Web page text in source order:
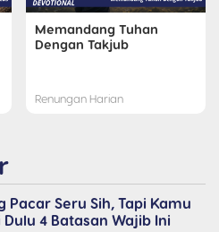
Memandang Tuhan
Dengan Takjub
Renungan Harian
Pacar Seru Sih, Tapi Kamu
4 Batasan Wajib Ini